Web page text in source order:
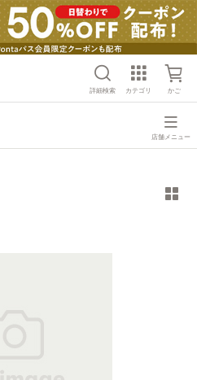
詳細検索 カテゴリ かご
店舗メニュー